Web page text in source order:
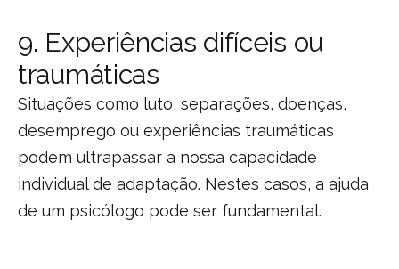
9. Experiências difíceis ou
traumáticas
Situações como luto, separações, doenças,
desemprego ou experiências traumáticas
podem ultrapassar a nossa capacidade
individual de adaptação. Nestes casos, a ajuda
de um psicólogo pode ser fundamental.